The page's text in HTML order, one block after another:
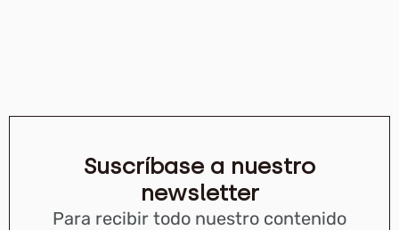
Suscríbase a nuestro
newsletter
Para recibir todo nuestro contenido